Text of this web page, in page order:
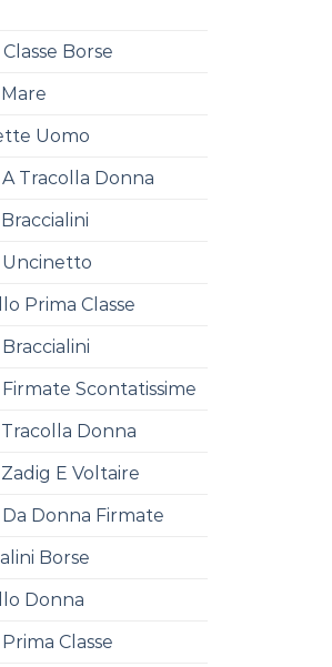
Borse
Uomo
Tracolla Donna
Uncinetto
Prima Classe
Scontatissime
Donna
E Voltaire
Donna Firmate
Borse
Donna
Classe